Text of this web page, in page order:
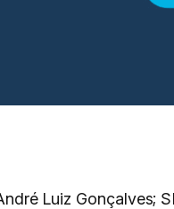
Luiz